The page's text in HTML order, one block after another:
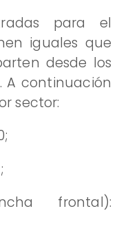
para el
iguales que
desde los
A continuación
sector:
frontal):